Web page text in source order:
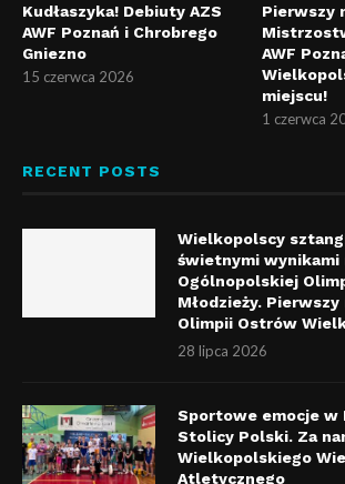
Kudłaszyka! Debiuty AZS
AWF Poznań i Chrobrego
Gniezno
15 czerwca 2026
Pierwszy
AWF
miejscu!
1 czerwca
RECENT POSTS
Wielkopolscy
świetnymi wynikami
Ogólnopolskiej
Młodzieży.
Olimpii Ostrów
28 lipca 2026
Sportowe emocje w
Stolicy Polski. Za
Wielkopolskiego
Atletycznego